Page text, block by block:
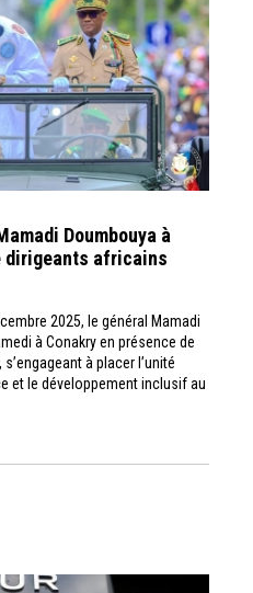
Doumbouya à
dirigeants africains
2025, le général Mamadi
à Conakry en présence de
à placer l’unité
et le développement inclusif au